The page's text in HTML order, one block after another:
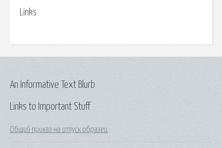
Links
Links to Important Stuff
Общий приказ на отпуск образец
An Informative Text Blurb